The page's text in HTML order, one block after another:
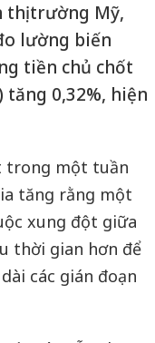
thị trường Mỹ,
lường biến
tiền chủ chốt
tăng 0,32%, hiện
trong một tuần
tăng rằng một
xung đột giữa
thời gian hơn để
các gián đoạn